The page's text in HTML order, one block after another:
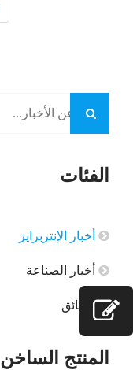
باستخدام
معدنية في
واسع
الفئات
أخبار الإنتربرايز
أخبار الصناعة
الوثائق
المنتج الساخن